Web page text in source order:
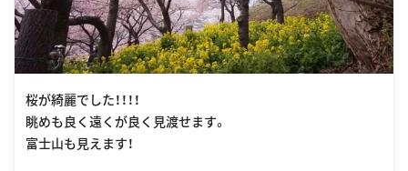
桜が綺麗でした！！！！
眺めも良く遠くが良く見渡せます。
富士山も見えます！